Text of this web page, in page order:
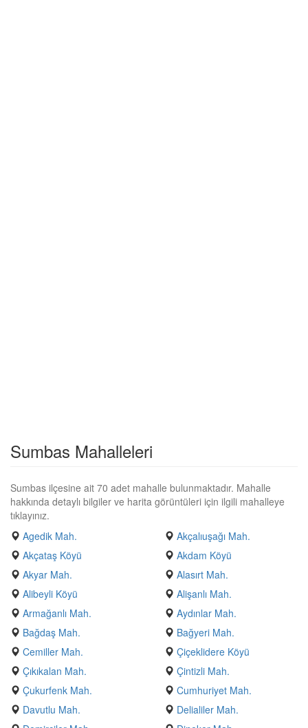
Sumbas Mahalleleri
Sumbas ilçesine ait 70 adet mahalle bulunmaktadır. Mahalle
hakkında detaylı bilgiler ve harita görüntüleri için ilgili mahalleye
tıklayınız.
Agedik Mah.
Akçalıuşağı Mah.
Akçataş Köyü
Akdam Köyü
Akyar Mah.
Alasırt Mah.
Alibeyli Köyü
Alişanlı Mah.
Armağanlı Mah.
Aydınlar Mah.
Bağdaş Mah.
Bağyeri Mah.
Cemiller Mah.
Çiçeklidere Köyü
Çıkıkalan Mah.
Çintizli Mah.
Çukurfenk Mah.
Cumhuriyet Mah.
Davutlu Mah.
Delialiler Mah.